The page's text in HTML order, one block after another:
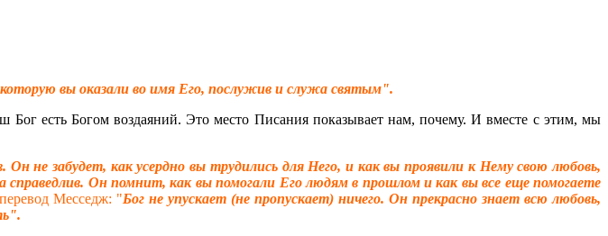
вы оказали во имя Его, послужив и служа святым".
Бог есть Богом воздаяний. Это место Писания показывает нам, почему. И вместе с этим, мы
Он не забудет, как усердно вы трудились для Него, и как вы проявили к Нему свою любовь,
справедлив. Он помнит, как вы помогали Его людям в прошлом и как вы все еще помогаете
Месседж: "Бог не упускает (не пропускает) ничего. Он прекрасно знает всю любовь,